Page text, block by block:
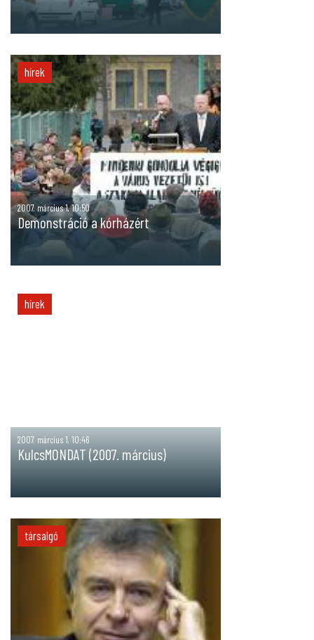
hírek
2007. március 1. 10:50
Demonstráció a kórházért
hírek
2007. március 1. 10:46
KulcsMONDAT (2007. március)
társalgó